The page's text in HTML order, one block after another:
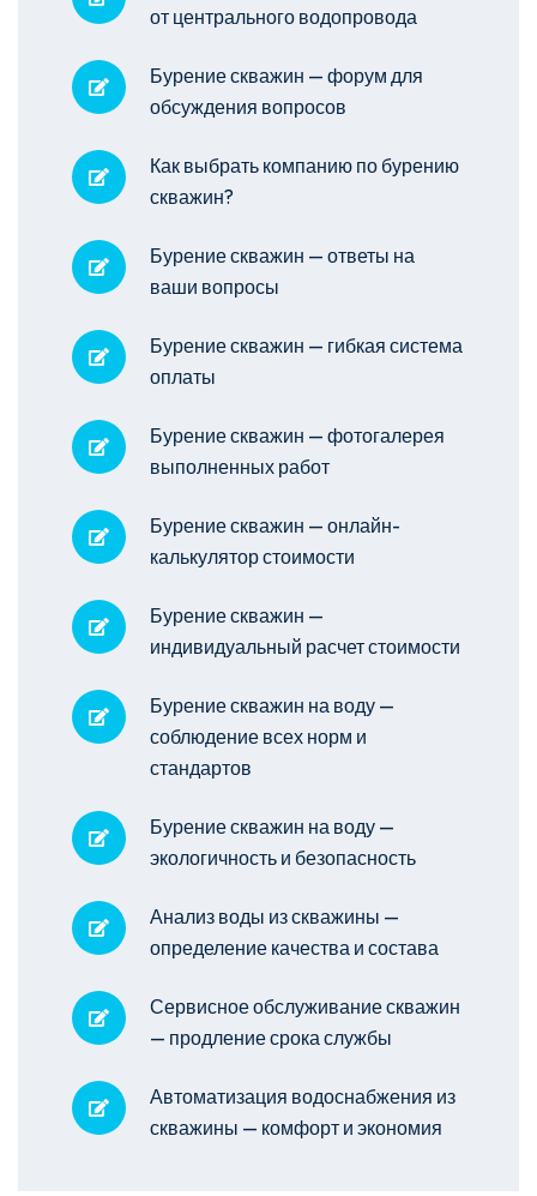
от центрального водопровода
Бурение скважин — форум для
обсуждения вопросов
Как выбрать компанию по бурению
скважин?
Бурение скважин — ответы на
ваши вопросы
Бурение скважин — гибкая система
оплаты
Бурение скважин — фотогалерея
выполненных работ
Бурение скважин — онлайн-
калькулятор стоимости
Бурение скважин —
индивидуальный расчет стоимости
Бурение скважин на воду —
соблюдение всех норм и
стандартов
Бурение скважин на воду —
экологичность и безопасность
Анализ воды из скважины —
определение качества и состава
Сервисное обслуживание скважин
— продление срока службы
Автоматизация водоснабжения из
скважины — комфорт и экономия